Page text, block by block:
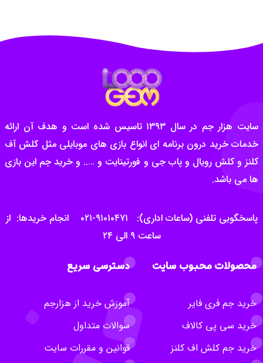
سایت هزار جم در سال ۱۳۹۳ تاسیس شده است و هدف آن ارائه
خدمات خرید درون برنامه ای انواع بازی های موبایلی مثل کلش آف
کلنز و کلش رویال و پاب جی و فورتینایت و ….. و خرید جم این بازی
ها می باشد.
پاسخگویی تلفنی (ساعات اداری): ۹۱۰۱۰۴۷۱-۰۲۱ انجام خریدها: از
ساعت ۹ الی ۲۴
محصولات محبوب سایت
خرید جم فری فایر
خرید سی پی کالاف
خرید جم کلش اف کلنز
دسترسی سریع
آموزش خرید از هزارجم
سوالات متداول
قوانین و مقررات سایت